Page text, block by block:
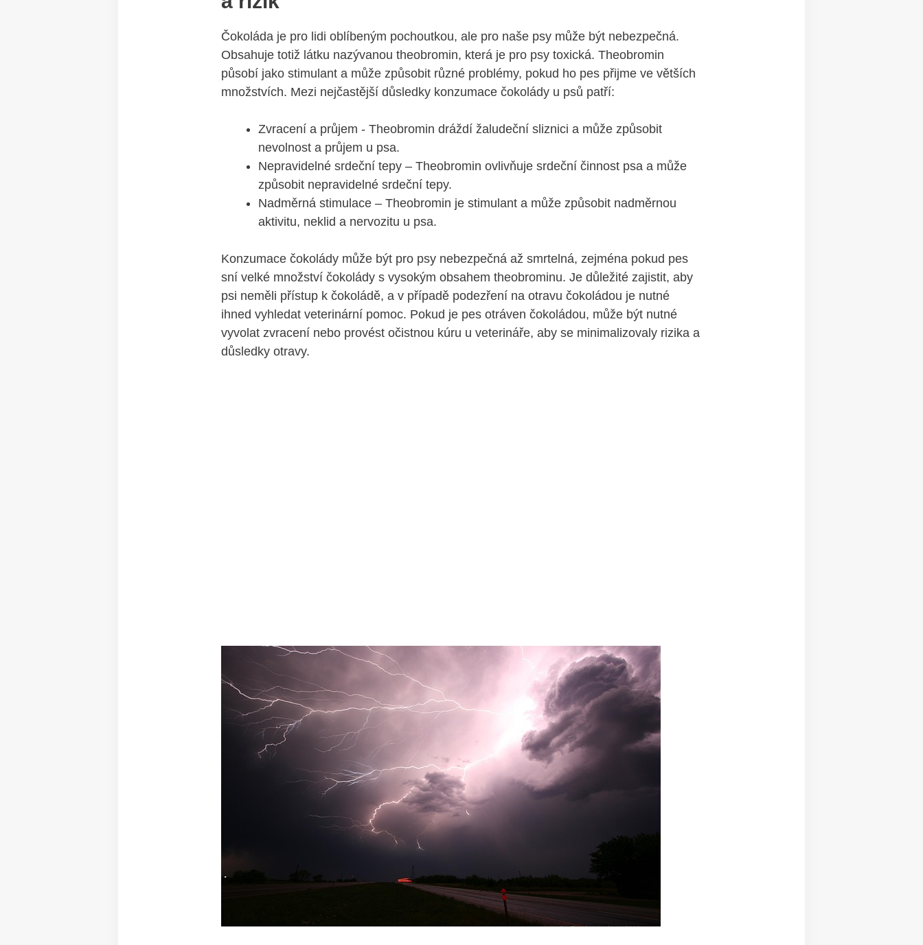
Čokoláda je pro lidi oblíbeným pochoutkou, ale⁣ pro naše psy může být nebezpečná.
Obsahuje totiž látku nazývanou theobromin, která je pro psy toxická. Theobromin
působí jako stimulant​ a může způsobit různé problémy, pokud ho pes přijme ve ‍větších
množstvích. Mezi nejčastější důsledky konzumace čokolády u psů patří:
Zvracení a ‍průjem ⁢- Theobromin dráždí žaludeční​ sliznici a může ​způsobit
nevolnost a průjem ⁢u psa.
Nepravidelné srdeční tepy – Theobromin ovlivňuje srdeční činnost psa ​a může
způsobit nepravidelné srdeční tepy.
Nadměrná ⁣stimulace – Theobromin⁣ je stimulant a ⁣může způsobit nadměrnou
aktivitu, neklid a nervozitu ‍u psa.
Konzumace čokolády může být pro psy‌ nebezpečná až smrtelná, zejména pokud ⁢pes
sní velké množství ‍čokolády ⁢s vysokým obsahem theobrominu. Je důležité zajistit, aby
psi neměli přístup k čokoládě,⁤ a v případě podezření ​na otravu čokoládou ‌je nutné
ihned vyhledat veterinární pomoc. Pokud je pes otráven čokoládou, může být nutné
vyvolat‍ zvracení nebo provést očistnou kúru u veterináře, aby se minimalizovaly ⁢rizika a
důsledky otravy.